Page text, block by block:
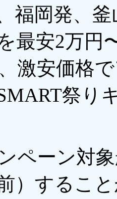
福岡発、
最安2万円
激安価格
祭り
ペーン対
）するこ